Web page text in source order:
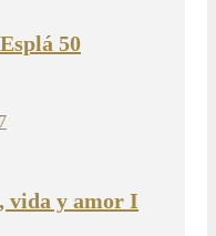
50
vida y amor I